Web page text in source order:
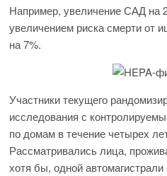
Например, увеличение САД на
увеличением риска смерти от
на 7%.
Участники текущего
исследования с
по домам в течение четырех
Рассматривались лица,
хотя бы, одной